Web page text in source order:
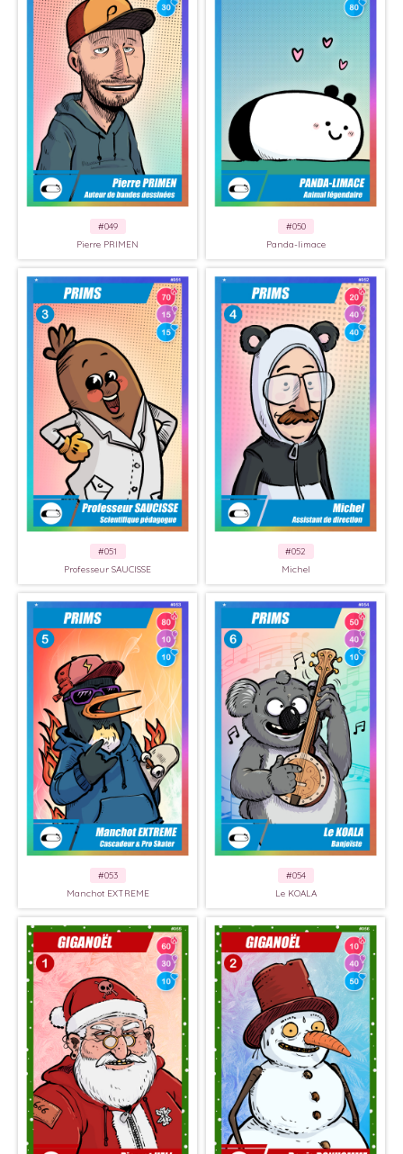
#049
Pierre PRIMEN
#050
Panda-limace
#051
Professeur SAUCISSE
#052
Michel
#053
Manchot EXTREME
#054
Le KOALA